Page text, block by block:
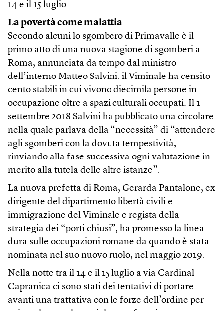
14 e il 15 luglio.
La povertà come malattia
Secondo alcuni lo sgombero di Primavalle è il
primo atto di una nuova stagione di sgomberi a
Roma, annunciata da tempo dal ministro
dell’interno Matteo Salvini: il Viminale ha censito
cento stabili in cui vivono diecimila persone in
occupazione oltre a spazi culturali occupati. Il 1
settembre 2018 Salvini ha pubblicato una circolare
nella quale parlava della “necessità” di “attendere
agli sgomberi con la dovuta tempestività,
rinviando alla fase successiva ogni valutazione in
merito alla tutela delle altre istanze”.
La nuova prefetta di Roma, Gerarda Pantalone, ex
dirigente del dipartimento libertà civili e
immigrazione del Viminale e regista della
strategia dei “porti chiusi”, ha promesso la linea
dura sulle occupazioni romane da quando è stata
nominata nel suo nuovo ruolo, nel maggio 2019.
Nella notte tra il 14 e il 15 luglio a via Cardinal
Capranica ci sono stati dei tentativi di portare
avanti una trattativa con le forze dell’ordine per